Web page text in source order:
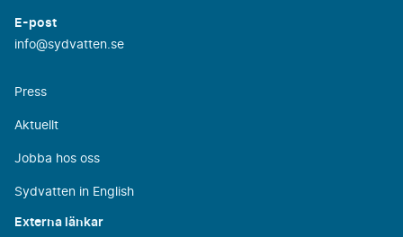
E-post
info@sydvatten.se
Press
Aktuellt
Jobba hos oss
Sydvatten in English
Externa länkar